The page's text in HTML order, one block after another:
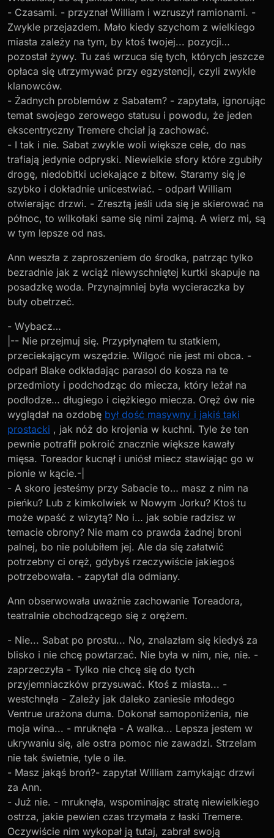
- Czasami. - przyznał William i wzruszył ramionami. -
Zwykle przejazdem. Mało kiedy szychom z wielkiego
miasta zależy na tym, by ktoś twojej... pozycji…
pozostał żywy. Tu zaś wrzuca się tych, których jeszcze
opłaca się utrzymywać przy egzystencji, czyli zwykle
klanowców.
- Żadnych problemów z Sabatem? - zapytała, ignorując
temat swojego zerowego statusu i powodu, że jeden
ekscentryczny Tremere chciał ją zachować.
- I tak i nie. Sabat zwykle woli większe cele, do nas
trafiają jedynie odpryski. Niewielkie sfory które zgubiły
drogę, niedobitki uciekające z bitew. Staramy się je
szybko i dokładnie unicestwiać. - odparł William
otwierając drzwi. - Zresztą jeśli uda się je skierować na
północ, to wilkołaki same się nimi zajmą. A wierz mi, są
w tym lepsze od nas.
Ann weszła z zaproszeniem do środka, patrząc tylko
bezradnie jak z wciąż niewyschniętej kurtki skapuje na
posadzkę woda. Przynajmniej była wycieraczka by
buty obetrzeć.
- Wybacz…
|-- Nie przejmuj się. Przypłynąłem tu statkiem,
przeciekającym wszędzie. Wilgoć nie jest mi obca. -
odparł Blake odkładając parasol do kosza na te
przedmioty i podchodząc do miecza, który leżał na
podłodze… długiego i ciężkiego miecza. Oręż ów nie
wyglądał na ozdobę był dość masywny i jakiś taki
prostacki , jak nóż do krojenia w kuchni. Tyle że ten
pewnie potrafił pokroić znacznie większe kawały
mięsa. Toreador kucnął i uniósł miecz stawiając go w
pionie w kącie.-|
- A skoro jesteśmy przy Sabacie to… masz z nim na
pieńku? Lub z kimkolwiek w Nowym Jorku? Ktoś tu
może wpaść z wizytą? No i… jak sobie radzisz w
temacie obrony? Nie mam co prawda żadnej broni
palnej, bo nie polubiłem jej. Ale da się załatwić
potrzebny ci oręż, gdybyś rzeczywiście jakiegoś
potrzebowała. - zapytał dla odmiany.
Ann obserwowała uważnie zachowanie Toreadora,
teatralnie obchodzącego się z orężem.
- Nie... Sabat po prostu... No, znalazłam się kiedyś za
blisko i nie chcę powtarzać. Nie była w nim, nie, nie. -
zaprzeczyła - Tylko nie chcę się do tych
przyjemniaczków przysuwać. Ktoś z miasta... -
westchnęła - Zależy jak daleko zaniesie młodego
Ventrue urażona duma. Dokonał samoponiżenia, nie
moja wina... - mruknęła - A walka... Lepsza jestem w
ukrywaniu się, ale ostra pomoc nie zawadzi. Strzelam
nie tak świetnie, tyle o ile.
- Masz jakąś broń?- zapytał William zamykając drzwi
za Ann.
- Już nie. - mruknęła, wspominając stratę niewielkiego
ostrza, jakie pewien czas trzymała z łaski Tremere.
Oczywiście nim wykopał ją tutaj, zabrał swoją